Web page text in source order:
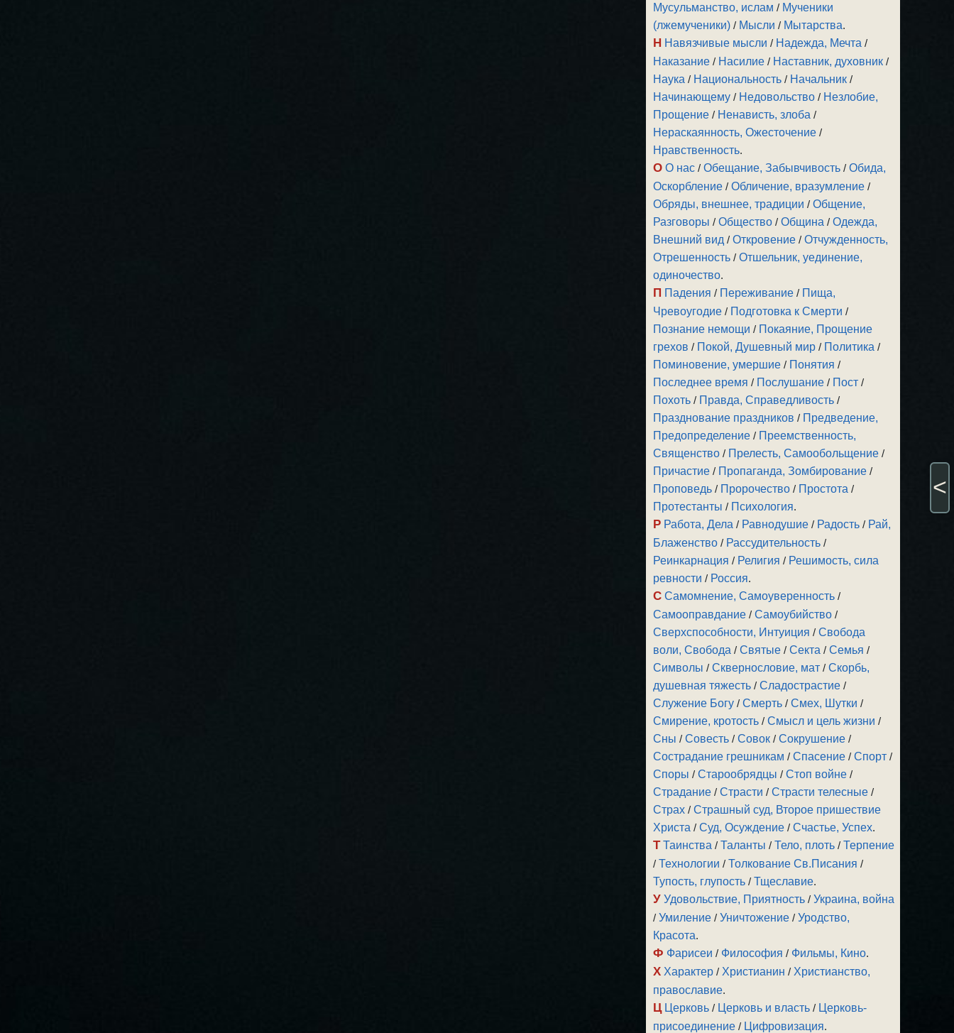
Мусульманство, ислам / Мученики
(лжемученики) / Мысли / Мытарства.
Н Навязчивые мысли / Надежда, Мечта /
Наказание / Насилие / Наставник, духовник /
Наука / Национальность / Начальник /
Начинающему / Недовольство / Незлобие,
Прощение / Ненависть, злоба /
Нераскаянность, Ожесточение /
Нравственность.
О О нас /Обещание, Забывчивость /Обида,
Оскорбление /Обличение, вразумление /
Обряды, внешнее, традиции /Общение,
Разговоры /Общество /Община /Одежда,
Внешний вид /Откровение /Отчужденность,
Отрешенность /Отшельник, уединение,
одиночество.
П Падения / Переживание / Пища,
Чревоугодие / Подготовка к Смерти /
Познание немощи / Покаяние, Прощение
грехов / Покой, Душевный мир / Политика /
Поминовение, умершие / Понятия /
Последнее время / Послушание / Пост /
Похоть / Правда, Справедливость /
Празднование праздников / Предведение,
Предопределение / Преемственность,
Священство / Прелесть, Самообольщение /
Причастие / Пропаганда, Зомбирование /
Проповедь / Пророчество / Простота /
Протестанты / Психология.
Р Работа, Дела / Равнодушие / Радость / Рай,
Блаженство / Рассудительность /
Реинкарнация / Религия / Решимость, сила
ревности / Россия.
С Самомнение, Самоуверенность /
Самооправдание /Самоубийство /
Сверхспособности, Интуиция /Свобода
воли, Свобода /Святые /Секта /Семья /
Символы /Сквернословие, мат /Скорбь,
душевная тяжесть /Сладострастие /
Служение Богу /Смерть /Смех, Шутки /
Смирение, кротость /Смысл и цель жизни /
Сны /Совесть /Совок /Сокрушение /
Сострадание грешникам /Спасение /Спорт /
Споры /Старообрядцы /Стоп войне /
Страдание /Страсти /Страсти телесные /
Страх /Страшный суд, Второе пришествие
Христа /Суд, Осуждение /Счастье, Успех.
Т Таинства /Таланты /Тело, плоть /Терпение
/Технологии /Толкование Св.Писания /
Тупость, глупость /Тщеславие.
У Удовольствие, Приятность /Украина, война
/Умиление /Уничтожение /Уродство,
Красота.
Ф Фарисеи / Философия / Фильмы, Кино.
Х Характер / Христианин / Христианство,
православие.
Ц Церковь / Церковь и власть / Церковь-
присоединение / Цифровизация.
<